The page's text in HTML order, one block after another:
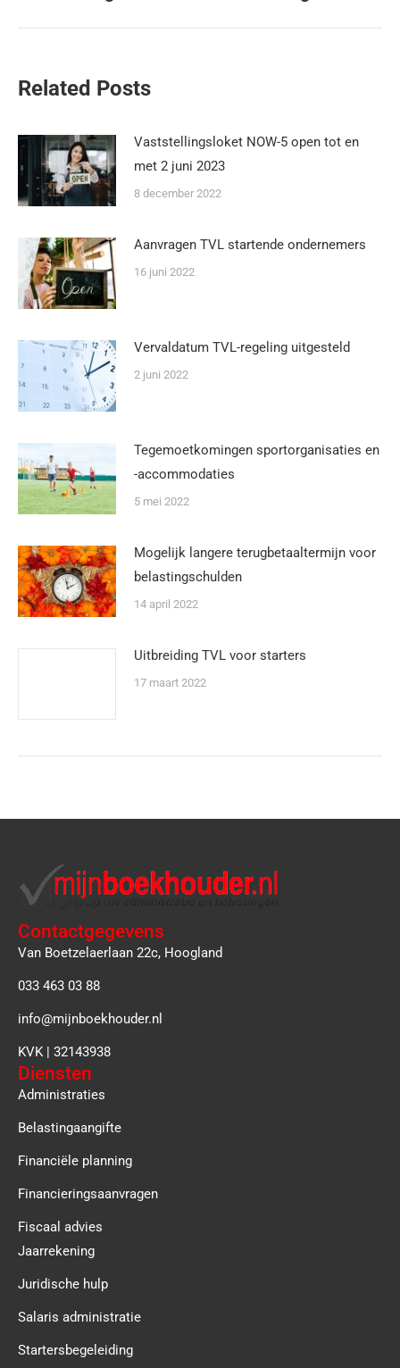
Related Posts
Vaststellingsloket NOW-5 open tot en
met 2 juni 2023
8 december 2022
Aanvragen TVL startende ondernemers
16 juni 2022
Vervaldatum TVL-regeling uitgesteld
2 juni 2022
Tegemoetkomingen sportorganisaties en
-accommodaties
5 mei 2022
Mogelijk langere terugbetaaltermijn voor
belastingschulden
14 april 2022
Uitbreiding TVL voor starters
17 maart 2022
Contactgegevens
Van Boetzelaerlaan 22c, Hoogland
033 463 03 88
info@mijnboekhouder.nl
KVK | 32143938
Diensten
Administraties
Belastingaangifte
Financiële planning
Financieringsaanvragen
Fiscaal advies
Jaarrekening
Juridische hulp
Salaris administratie
Startersbegeleiding